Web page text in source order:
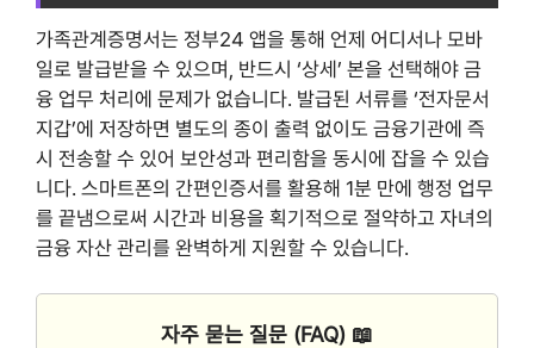
가족관계증명서는 정부24 앱을 통해 언제 어디서나 모바
일로 발급받을 수 있으며, 반드시 ‘상세’ 본을 선택해야 금
융 업무 처리에 문제가 없습니다. 발급된 서류를 ‘전자문서
지갑’에 저장하면 별도의 종이 출력 없이도 금융기관에 즉
시 전송할 수 있어 보안성과 편리함을 동시에 잡을 수 있습
니다. 스마트폰의 간편인증서를 활용해 1분 만에 행정 업무
를 끝냄으로써 시간과 비용을 획기적으로 절약하고 자녀의
금융 자산 관리를 완벽하게 지원할 수 있습니다.
자주 묻는 질문 (FAQ) 📖